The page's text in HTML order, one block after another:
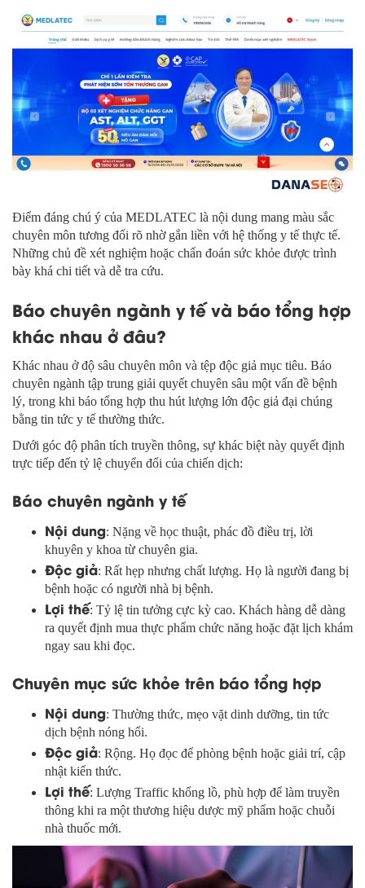
Điểm đáng chú ý của MEDLATEC là nội dung mang màu sắc
chuyên môn tương đối rõ nhờ gắn liền với hệ thống y tế thực tế.
Những chủ đề xét nghiệm hoặc chẩn đoán sức khỏe được trình
bày khá chi tiết và dễ tra cứu.
Báo chuyên ngành y tế và báo tổng hợp
khác nhau ở đâu?
Khác nhau ở độ sâu chuyên môn và tệp độc giả mục tiêu. Báo
chuyên ngành tập trung giải quyết chuyên sâu một vấn đề bệnh
lý, trong khi báo tổng hợp thu hút lượng lớn độc giả đại chúng
bằng tin tức y tế thường thức.
Dưới góc độ phân tích truyền thông, sự khác biệt này quyết định
trực tiếp đến tỷ lệ chuyển đổi của chiến dịch:
Báo chuyên ngành y tế
Nội dung: Nặng về học thuật, phác đồ điều trị, lời
khuyên y khoa từ chuyên gia.
Độc giả: Rất hẹp nhưng chất lượng. Họ là người đang bị
bệnh hoặc có người nhà bị bệnh.
Lợi thế: Tỷ lệ tin tưởng cực kỳ cao. Khách hàng dễ dàng
ra quyết định mua thực phẩm chức năng hoặc đặt lịch khám
ngay sau khi đọc.
Chuyên mục sức khỏe trên báo tổng hợp
Nội dung: Thường thức, mẹo vặt dinh dưỡng, tin tức
dịch bệnh nóng hổi.
Độc giả: Rộng. Họ đọc để phòng bệnh hoặc giải trí, cập
nhật kiến thức.
Lợi thế: Lượng Traffic khổng lồ, phù hợp để làm truyền
thông khi ra một thương hiệu dược mỹ phẩm hoặc chuỗi
nhà thuốc mới.